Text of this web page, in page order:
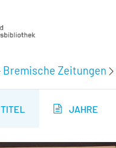
Bremische Zeitungen
TITEL JAHRE